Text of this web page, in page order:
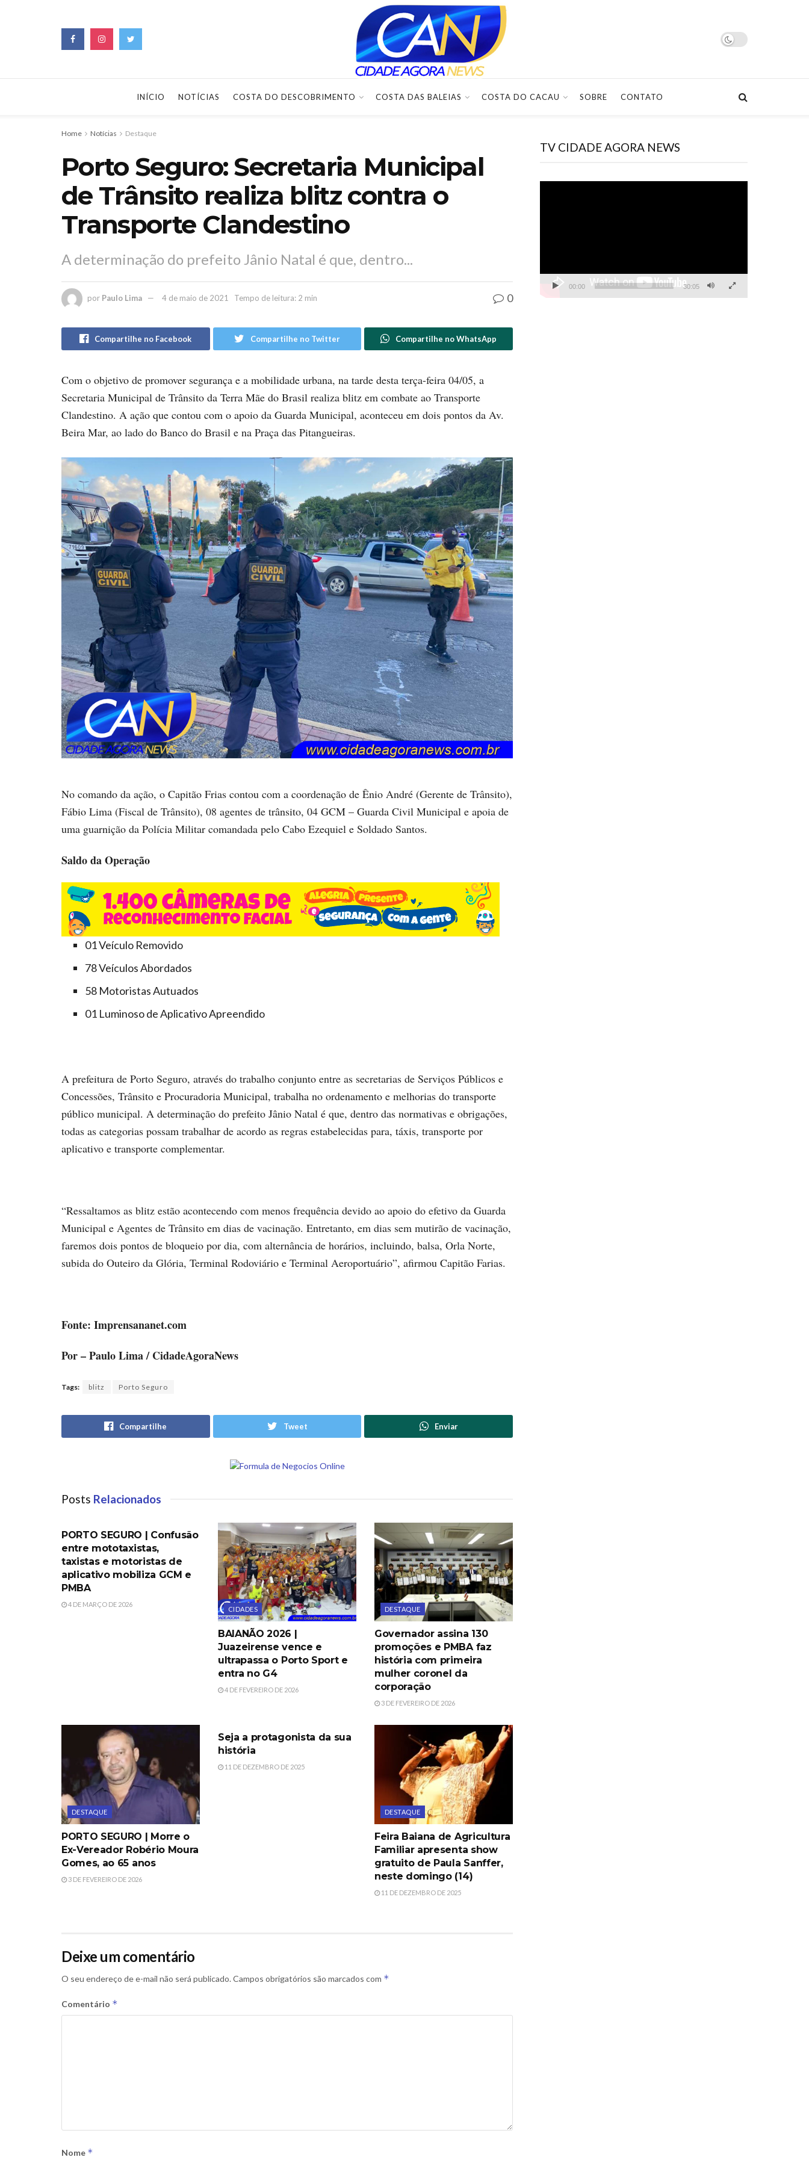
INÍCIO NOTÍCIAS COSTA DO DESCOBRIMENTO COSTA DAS BALEIAS COSTA DO CACAU SOBRE CONTATO
Home Notícias Destaque
Porto Seguro: Secretaria Municipal
de Trânsito realiza blitz contra o
Transporte Clandestino
A determinação do prefeito Jânio Natal é que, dentro...
por Paulo Lima 4 de maio de 2021 Tempo de leitura: 2 min 0
Compartilhe no Facebook Compartilhe no Twitter Compartilhe no WhatsApp
Com o objetivo de promover segurança e a mobilidade urbana, na tarde desta terça-feira 04/05, a
Secretaria Municipal de Trânsito da Terra Mãe do Brasil realiza blitz em combate ao Transporte
Clandestino. A ação que contou com o apoio da Guarda Municipal, aconteceu em dois pontos da Av.
Beira Mar, ao lado do Banco do Brasil e na Praça das Pitangueiras.
No comando da ação, o Capitão Frias contou com a coordenação de Ênio André (Gerente de Trânsito),
Fábio Lima (Fiscal de Trânsito), 08 agentes de trânsito, 04 GCM – Guarda Civil Municipal e apoia de
uma guarnição da Polícia Militar comandada pelo Cabo Ezequiel e Soldado Santos.
Saldo da Operação
01 Veículo Removido
78 Veículos Abordados
58 Motoristas Autuados
01 Luminoso de Aplicativo Apreendido
A prefeitura de Porto Seguro, através do trabalho conjunto entre as secretarias de Serviços Públicos e
Concessões, Trânsito e Procuradoria Municipal, trabalha no ordenamento e melhorias do transporte
público municipal. A determinação do prefeito Jânio Natal é que, dentro das normativas e obrigações,
todas as categorias possam trabalhar de acordo as regras estabelecidas para, táxis, transporte por
aplicativo e transporte complementar.
“Ressaltamos as blitz estão acontecendo com menos frequência devido ao apoio do efetivo da Guarda
Municipal e Agentes de Trânsito em dias de vacinação. Entretanto, em dias sem mutirão de vacinação,
faremos dois pontos de bloqueio por dia, com alternância de horários, incluindo, balsa, Orla Norte,
subida do Outeiro da Glória, Terminal Rodoviário e Terminal Aeroportuário”, afirmou Capitão Farias.
Fonte: Imprensananet.com
Por – Paulo Lima / CidadeAgoraNews
Tags: blitz Porto Seguro
Compartilhe Tweet Enviar
Posts Relacionados
PORTO SEGURO | Confusão
entre mototaxistas,
taxistas e motoristas de
aplicativo mobiliza GCM e
PMBA
4 DE MARÇO DE 2026
CIDADES
BAIANÃO 2026 |
Juazeirense vence e
ultrapassa o Porto Sport e
entra no G4
4 DE FEVEREIRO DE 2026
DESTAQUE
Governador assina 130
promoções e PMBA faz
história com primeira
mulher coronel da
corporação
3 DE FEVEREIRO DE 2026
DESTAQUE
PORTO SEGURO | Morre o
Ex-Vereador Robério Moura
Gomes, ao 65 anos
3 DE FEVEREIRO DE 2026
Seja a protagonista da sua
história
11 DE DEZEMBRO DE 2025
DESTAQUE
Feira Baiana de Agricultura
Familiar apresenta show
gratuito de Paula Sanffer,
neste domingo (14)
11 DE DEZEMBRO DE 2025
Deixe um comentário
O seu endereço de e-mail não será publicado. Campos obrigatórios são marcados com *
Comentário *
Nome *
TV CIDADE AGORA NEWS
00:00 30:05